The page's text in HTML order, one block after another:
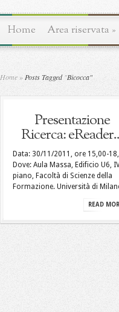
Home Area riservata »
Home » Posts Tagged"Bicocca"
Presentazione
Ricerca:
Data: 30/11/2011, ore 15,00-
Dove: Aula Massa, Edificio U6,
piano, Facoltà di Scienze della
Formazione. Università di
READ